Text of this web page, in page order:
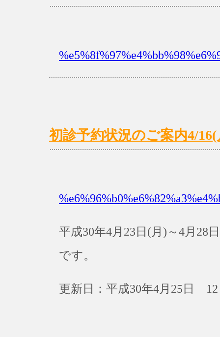
初診予約状況のご案内4/16(
平成30年4月23日(月)～4月28
です。
更新日：平成30年4月25日 12